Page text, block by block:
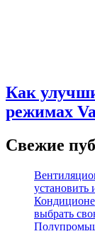
Как
режимах
Свежие
установить
выбрать